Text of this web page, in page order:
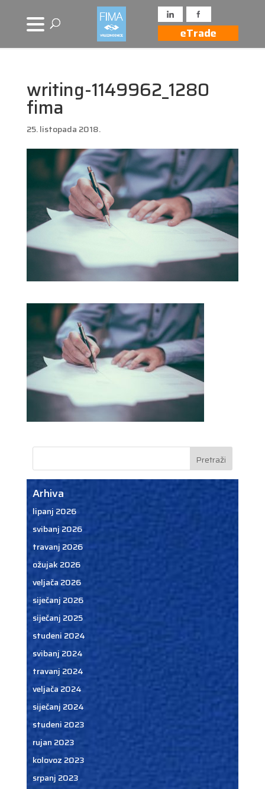
eTrade
writing-1149962_1280
fima
25. listopada 2018.
Arhiva
lipanj 2026
svibanj 2026
travanj 2026
ožujak 2026
veljača 2026
siječanj 2026
siječanj 2025
studeni 2024
svibanj 2024
travanj 2024
veljača 2024
siječanj 2024
studeni 2023
rujan 2023
kolovoz 2023
srpanj 2023